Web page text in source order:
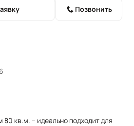
Позвонить
кв.м. – идеально подходит для